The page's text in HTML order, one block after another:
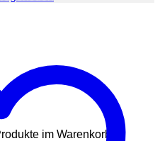
im Warenkorb.